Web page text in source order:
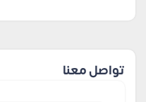
تواصل معنا